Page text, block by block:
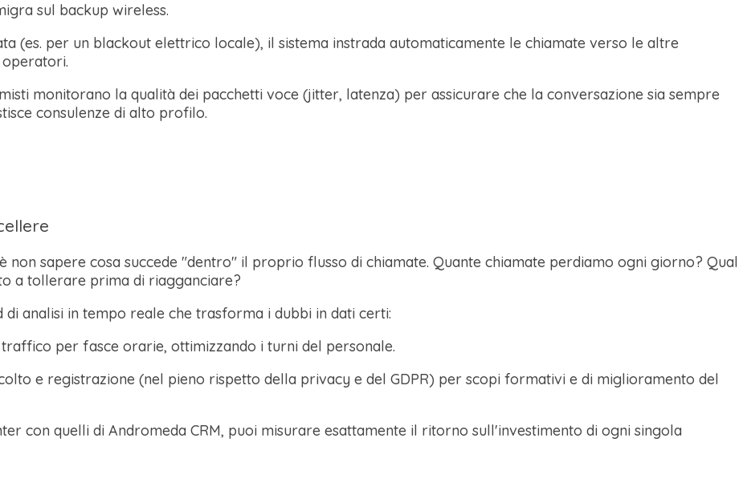
sul backup wireless.
(es. per un blackout elettrico locale), il sistema instrada automaticamente le chiamate verso le altre
monitorano la qualità dei pacchetti voce (jitter, latenza) per assicurare che la conversazione sia sempre
consulenze di alto profilo.
sapere cosa succede "dentro" il proprio flusso di chiamate. Quante chiamate perdiamo ogni giorno? Qual
a tollerare prima di riagganciare?
analisi in tempo reale che trasforma i dubbi in dati certi:
per fasce orarie, ottimizzando i turni del personale.
e registrazione (nel pieno rispetto della privacy e del GDPR) per scopi formativi e di miglioramento del
con quelli di Andromeda CRM, puoi misurare esattamente il ritorno sull'investimento di ogni singola